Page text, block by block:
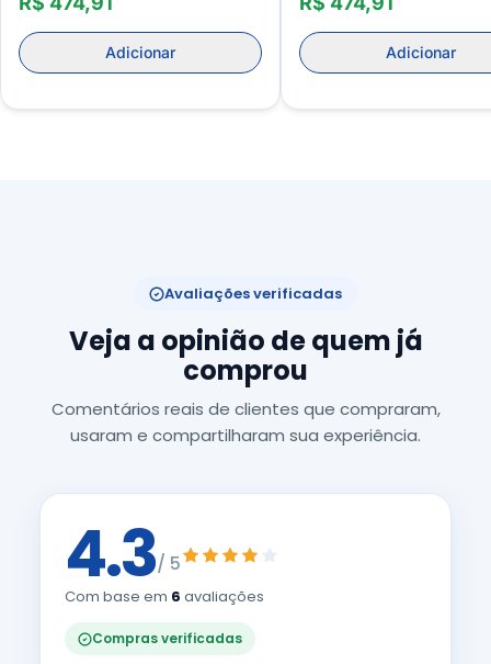
Adicionar Adicionar
Avaliações verificadas
Veja a opinião de quem já
comprou
Comentários reais de clientes que compraram,
usaram e compartilharam sua experiência.
4.3/ 5
Com base em 6 avaliações
Compras verificadas